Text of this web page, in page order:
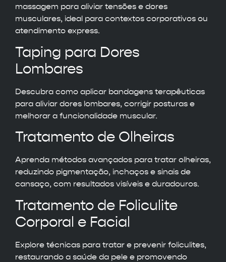
massagem para aliviar tensões e dores
musculares, ideal para contextos corporativos ou
atendimento express.
Taping para Dores
Lombares
Descubra como aplicar bandagens terapêuticas
para aliviar dores lombares, corrigir posturas e
melhorar a funcionalidade muscular.
Tratamento de Olheiras
Aprenda métodos avançados para tratar olheiras,
reduzindo pigmentação, inchaços e sinais de
cansaço, com resultados visíveis e duradouros.
Tratamento de Foliculite
Corporal e Facial
Explore técnicas para tratar e prevenir foliculites,
restaurando a saúde da pele e promovendo